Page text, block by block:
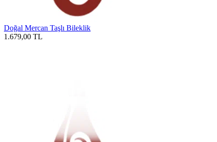
Doğal Mercan Taşlı Bileklik
1.679,00 TL